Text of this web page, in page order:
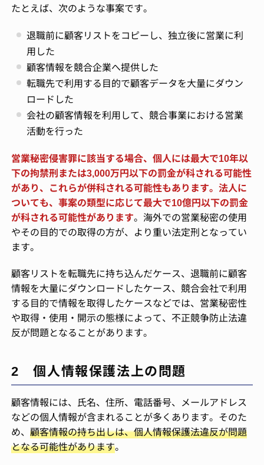
たとえば、次のような事案です。
退職前に顧客リストをコピーし、独立後に営業に利
用した
顧客情報を競合企業へ提供した
転職先で利用する目的で顧客データを大量にダウン
ロードした
会社の顧客情報を利用して、競合事業における営業
活動を行った
営業秘密侵害罪に該当する場合、個人には最大で10年以
下の拘禁刑または3,000万円以下の罰金が科される可能性
があり、これらが併科される可能性もあります。法人に
ついても、事案の類型に応じて最大で10億円以下の罰金
が科される可能性があります。海外での営業秘密の使用
やその目的での取得の方が、より重い法定刑となってい
ます。
顧客リストを転職先に持ち込んだケース、退職前に顧客
情報を大量にダウンロードしたケース、競合会社で利用
する目的で情報を取得したケースなどでは、営業秘密性
や取得・使用・開示の態様によって、不正競争防止法違
反が問題となることがあります。
2 個人情報保護法上の問題
顧客情報には、氏名、住所、電話番号、メールアドレス
などの個人情報が含まれることが多くあります。そのた
め、顧客情報の持ち出しは、個人情報保護法違反が問題
となる可能性があります。